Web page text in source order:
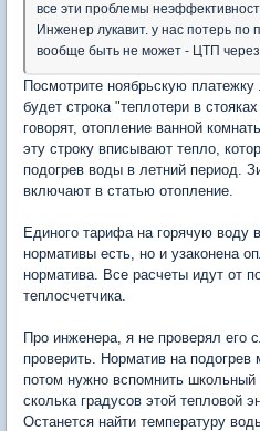
все эти проблемы
Инженер лукавит. у нас потерь
вообще быть не может - ЦТП через
Посмотрите ноябрьскую
будет строка "теплотери в
говорят, отопление ванной
эту строку вписывают тепло,
подогрев воды в летний период.
включают в статью отопление.
Единого тарифа на горячую воду
нормативы есть, но и узаконена
норматива. Все расчеты идут от
теплосчетчика.
Про инженера, я не проверял его
проверить. Норматив на подогрев
потом нужно вспомнить школьный
сколька градусов этой тепловой
Останется найти температуру